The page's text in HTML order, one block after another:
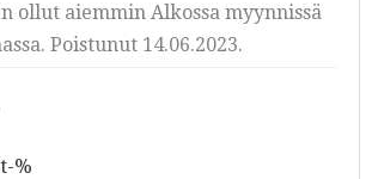
ollut aiemmin Alkossa myynnissä
Poistunut 14.06.2023.
%